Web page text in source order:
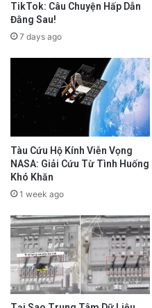
TikTok: Câu Chuyện Hấp Dẫn
Đằng Sau!
7 days ago
Tàu Cứu Hộ Kính Viễn Vọng
NASA: Giải Cứu Từ Tình Huống
Khó Khăn
1 week ago